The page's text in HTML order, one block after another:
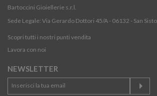
Bartoccini Gioiellerie s.r.l.
Sede Legale: Via Gerardo Dottori 45/A - 06132 - San
Scopri tutti i nostri punti vendita
Lavora con noi
NEWSLETTER